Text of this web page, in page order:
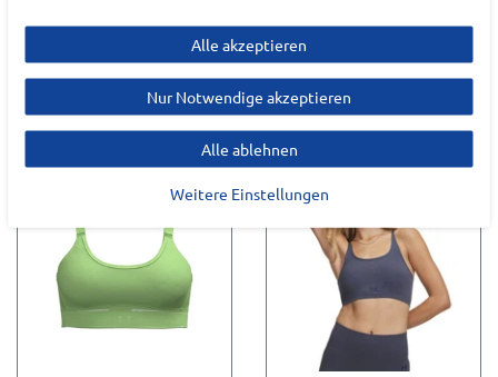
DAMEN
40,00 €*
AOP - MID DAMEN
Alle akzeptieren
Nur Notwendige akzeptieren
Alle ablehnen
Weitere Einstellungen